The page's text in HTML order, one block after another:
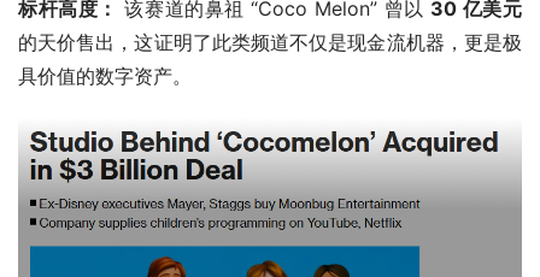
标杆高度： 该赛道的鼻祖 “Coco Melon” 曾以 30 亿美元
的天价售出，这证明了此类频道不仅是现金流机器，更是极
具价值的数字资产。